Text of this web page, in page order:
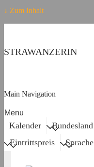
↓ Zum Inhalt
STRAWANZERIN
Main Navigation
Menu
Kalender Bundesland
Eintrittspreis
Sprache